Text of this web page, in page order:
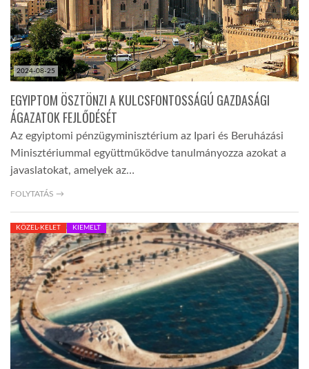
MÉDIA
GLOBOTV BP
GLOBOTV
AFRIKA TUDÁSTÁR
A NAP SZÉPE
2024-08-25
EGYIPTOM ÖSZTÖNZI A KULCSFONTOSSÁGÚ GAZDASÁGI
ÁGAZATOK FEJLŐDÉSÉT
Az egyiptomi pénzügyminisztérium az Ipari és Beruházási
Minisztériummal együttműködve tanulmányozza azokat a
javaslatokat, amelyek az…
FOLYTATÁS →
KÖZEL-KELET KIEMELT